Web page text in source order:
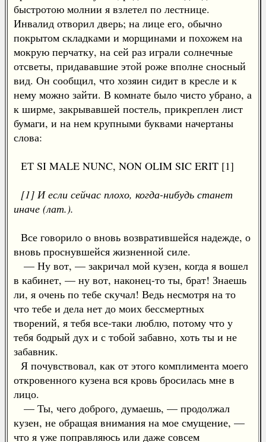
быстротою молнии я взлетел по лестнице.
Инвалид отворил дверь; на лице его, обычно
покрытом складками и морщинами и похожем на
мокрую перчатку, на сей раз играли солнечные
отсветы, придававшие этой роже вполне сносный
вид. Он сообщил, что хозяин сидит в кресле и к
нему можно зайти. В комнате было чисто убрано, а
к ширме, закрывавшей постель, прикреплен лист
бумаги, и на нем крупными буквами начертаны
слова:
ЕТ SI MALE NUNC, NON OLIM SIC ERIT [1]
[1] И если сейчас плохо, когда-нибудь станет
иначе (лат.).
Все говорило о вновь возвратившейся надежде, о
вновь проснувшейся жизненной силе.
— Ну вот, — закричал мой кузен, когда я вошел
в кабинет, — ну вот, наконец-то ты, брат! Знаешь
ли, я очень по тебе скучал! Ведь несмотря на то
что тебе и дела нет до моих бессмертных
творений, я тебя все-таки люблю, потому что у
тебя бодрый дух и с тобой забавно, хоть ты и не
забавник.
Я почувствовал, как от этого комплимента моего
откровенного кузена вся кровь бросилась мне в
лицо.
— Ты, чего доброго, думаешь, — продолжал
кузен, не обращая внимания на мое смущение, —
что я уже поправляюсь или даже совсем